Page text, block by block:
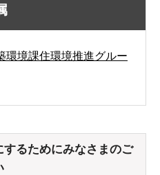
環境課住環境推進グルー
るためにみなさまのご